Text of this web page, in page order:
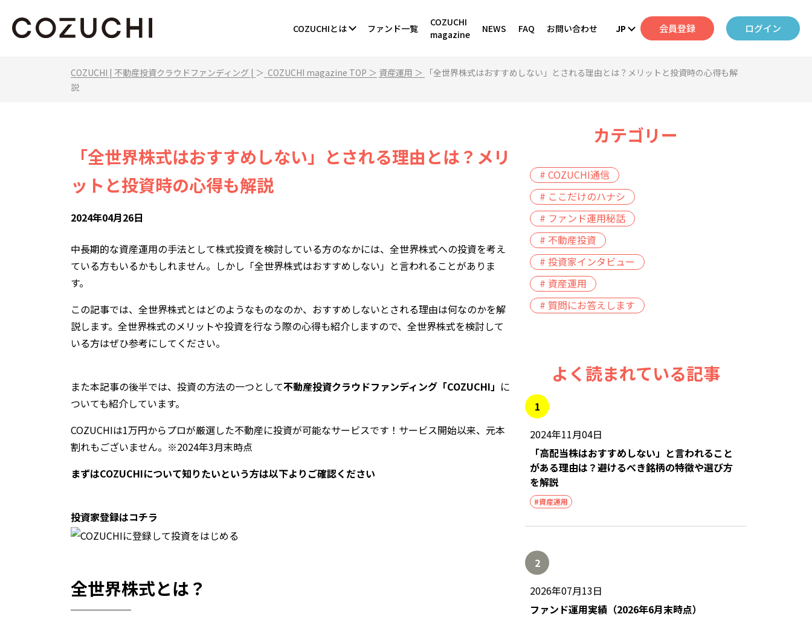
COZUCHIとは ファンド一覧
COZUCHI
magazine
NEWS FAQ お問い合わせ JP 会員登録 ログイン
COZUCHI | 不動産投資クラウドファンディング | ＞ COZUCHI magazine TOP ＞ 資産運用 ＞
「全世界株式はおすすめしない」とされる理由とは？メリットと投資時の心得も解
説
「全世界株式はおすすめしない」とされる理由とは？メリ
ットと投資時の心得も解説
2024年04月26日
中長期的な資産運用の手法として株式投資を検討している方のなかには、全世界株式への投資を考え
ている方もいるかもしれません。しかし「全世界株式はおすすめしない」と言われることがありま
す。
この記事では、全世界株式とはどのようなものなのか、おすすめしないとされる理由は何なのかを解
説します。全世界株式のメリットや投資を行なう際の心得も紹介しますので、全世界株式を検討して
いる方はぜひ参考にしてください。
また本記事の後半では、投資の方法の一つとして不動産投資クラウドファンディング「COZUCHI」 に
ついても紹介しています。
COZUCHIは1万円からプロが厳選した不動産に投資が可能なサービスです！サービス開始以来、元本
割れもございません。※2024年3月末時点
まずはCOZUCHIについて知りたいという方は以下よりご確認ください
投資家登録はコチラ
全世界株式とは？
カテゴリー
# COZUCHI通信
# ここだけのハナシ
# ファンド運用秘話
# 不動産投資
# 投資家インタビュー
# 資産運用
# 質問にお答えします
よく読まれている記事
1
2024年11月04日
「高配当株はおすすめしない」と言われること
がある理由は？避けるべき銘柄の特徴や選び方
を解説
#資産運用
2
2026年07月13日
ファンド運用実績（2026年6月末時点）